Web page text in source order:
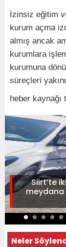
İzinsiz eğitim
kurum açma
almış ancak
kurumlara
kurumuna
süreçleri
heber kaynağı
Siirt’te
Neler